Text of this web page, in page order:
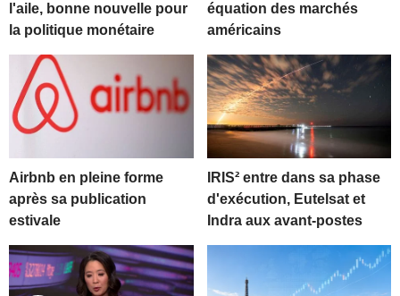
l'aile, bonne nouvelle pour
la politique monétaire
équation des marchés
américains
Airbnb en pleine forme
après sa publication
estivale
IRIS² entre dans sa phase
d'exécution, Eutelsat et
Indra aux avant-postes